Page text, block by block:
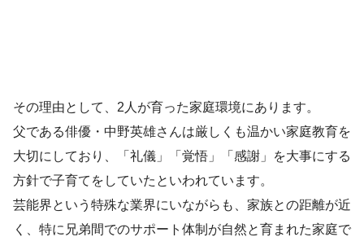
その理由として、2人が育った家庭環境にあります。
父である俳優・中野英雄さんは厳しくも温かい家庭教育を
大切にしており、「礼儀」「覚悟」「感謝」を大事にする
方針で子育てをしていたといわれています。
芸能界という特殊な業界にいながらも、家族との距離が近
く、特に兄弟間でのサポート体制が自然と育まれた家庭で